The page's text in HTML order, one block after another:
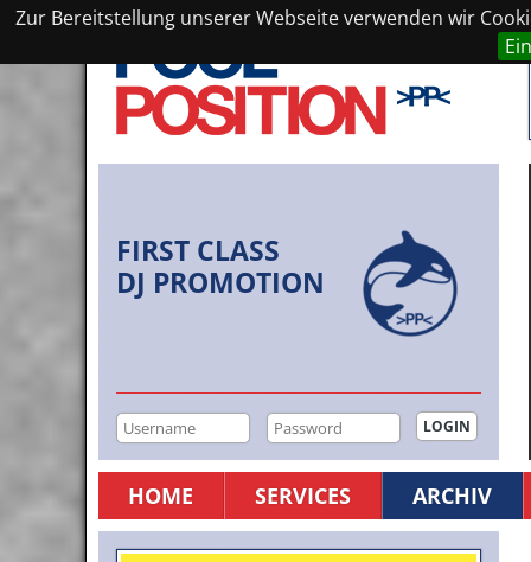
Zur Bereitstellung unserer Webseite verwenden wir
FIRST CLASS
DJ PROMOTION
HOME SERVICES ARCHIV